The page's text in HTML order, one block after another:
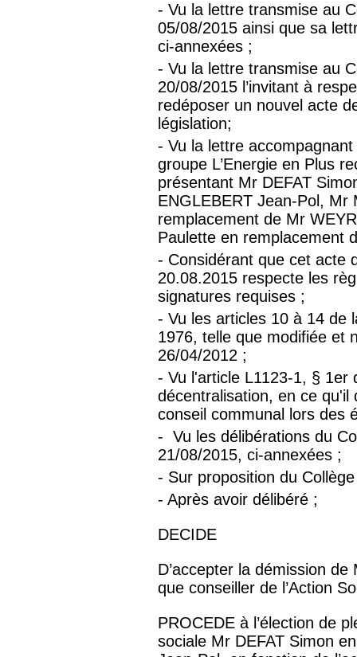
- Vu la lettre transmise au
05/08/2015 ainsi que sa
ci-annexées ;
- Vu la lettre transmise au
20/08/2015 l’invitant à
redéposer un nouvel acte
législation;
- Vu la lettre
groupe L’Energie en Plus
présentant Mr DEFAT
ENGLEBERT Jean-Pol, Mr
remplacement de Mr
Paulette en remplacement
- Considérant que cet acte
20.08.2015 respecte les
signatures requises ;
- Vu les articles 10 à 14 de
1976, telle que modifiée et
26/04/2012 ;
- Vu l'article L1123-1, § 1er
décentralisation, en ce qu'il
conseil communal lors des
- Vu les délibérations du
21/08/2015, ci-annexées ;
- Sur proposition du
- Après avoir délibéré ;
DECIDE
D’accepter la démission
que conseiller de l’Action
PROCEDE à l’élection de
sociale Mr DEFAT Simon